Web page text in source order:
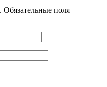
Обязательные поля